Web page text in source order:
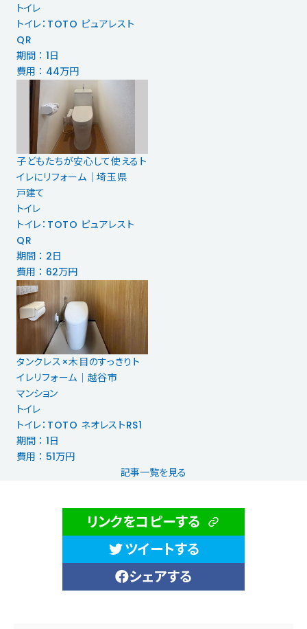
トイレ
トイレ：TOTO ピュアレスト
QR
期間 ： 1日
費用 ： 44万円
子どもたちが安心して使えるト
イレにリフォーム｜埼玉県
戸建て
トイレ
トイレ：TOTO ピュアレスト
QR
期間 ： 2日
費用 ： 62万円
タンクレス×木目のすっきりト
イレリフォーム｜越谷市
マンション
トイレ
トイレ：TOTO ネオレストRS1
期間 ： 1日
費用 ： 51万円
記事一覧を見る
リンクをコピーする
ツイートする
シェアする